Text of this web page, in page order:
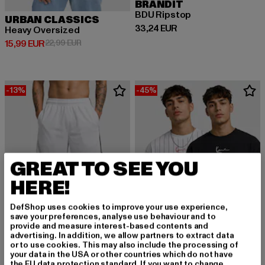
URBAN CLASSICS
Heavy Oversized
15,99 EUR
Derzeitiger Preis: 15,99 EUR
22,99 EURAktionspreis: 22,99 EUR
BRANDIT
BDU Ripstop
33,24 EUR
Derzeitiger Preis: 33,24 EUR
-13% -45%
GREAT TO SEE YOU
HERE!
DefShop uses cookies to improve your use experience,
save your preferences, analyse use behaviour and to
provide and measure interest-based contents and
advertising. In addition, we allow partners to extract data
or to use cookies. This may also include the processing of
your data in the USA or other countries which do not have